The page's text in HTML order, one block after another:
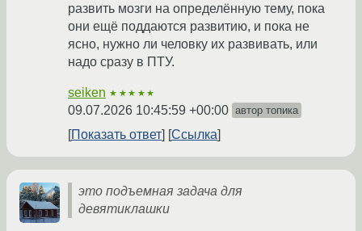
развить мозги на определённую тему, пока
они ещё поддаются развитию, и пока не
ясно, нужно ли человку их развивать, или
надо сразу в ПТУ.
seiken ★★★★★
09.07.2026 10:45:59 +00:00 автор топика
Показать ответ Ссылка
это подъемная задача для
девятиклашки